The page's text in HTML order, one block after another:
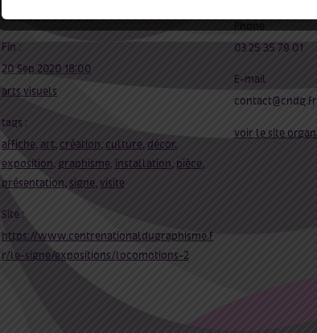
12 Août 2020 14:00
Fin :
20 Sep 2020 18:00
arts visuels
tags :
affiche, art, création culture, décor,
exposition, graphisme, installation, pièce,
présentation, signe, visite
Site :
https://www.centrenationaldugraphisme.f
r/le-signe/expositions/locomotions-2
03 25 35 79 01
E-mail
contact@cndg.fr
voir le site